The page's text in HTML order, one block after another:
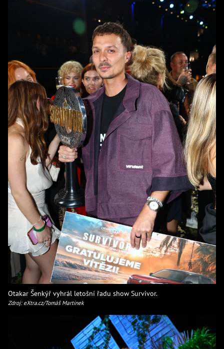
Otakar Šenkýř vyhrál letošní řadu show Survivor.
Zdroj: eXtra.cz/Tomáš Martínek